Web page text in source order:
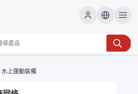
B2B/B2C
水上運動裝備